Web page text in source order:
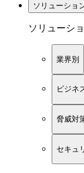
ソリューショ
ソリューシ
業界別
ビジネ
脅威対
セキュ